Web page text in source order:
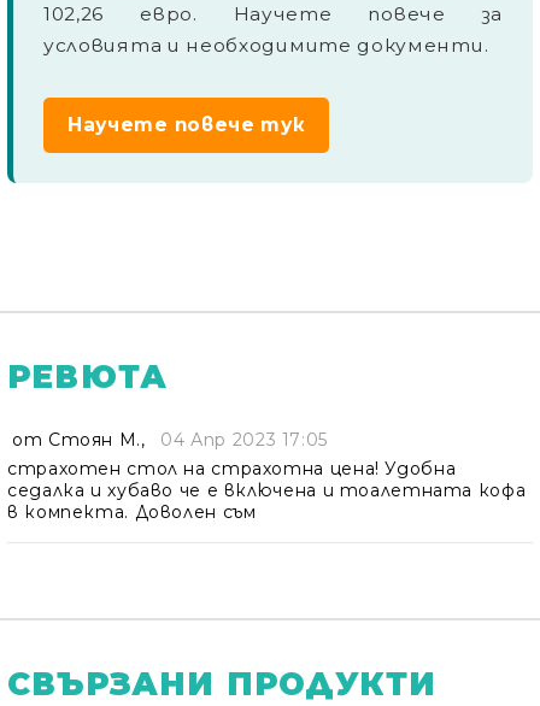
102,26 евро. Научете повече за
условията и необходимите документи.
Научете повече тук
РЕВЮТА
от Стоян М.,
04 Апр 2023 17:05
страхотен стол на страхотна цена! Удобна
седалка и хубаво че е включена и тоалетната кофа
в компекта. Доволен съм
СВЪРЗАНИ ПРОДУКТИ